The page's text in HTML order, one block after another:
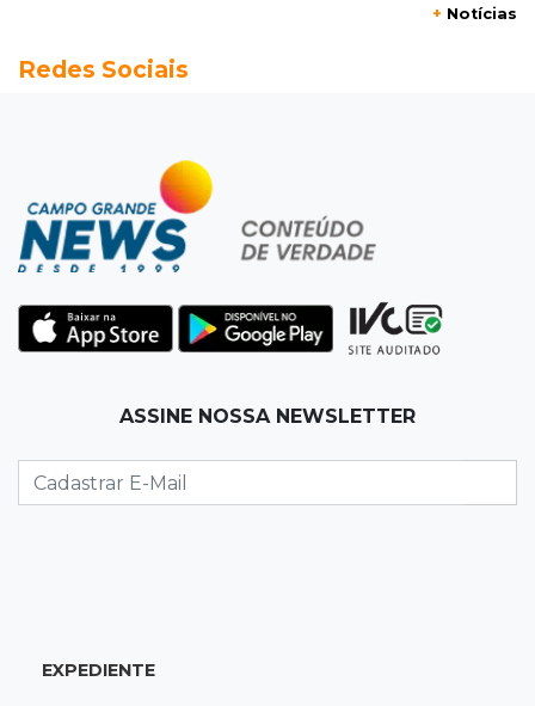
13:40
Indústria
Rio Verde do MT
Um dia após matar companheira, homem se
entrega e acaba preso por feminicídio
13:25 Nova Ala
Hospital de Câncer inaugura 20 leitos de UTI e
Recém-nascida desaparecida foi entregue
para pagar dívida do pai com facção
+ Notícias
Redes Sociais
ASSINE NOSSA NEWSLETTER
EXPEDIENTE